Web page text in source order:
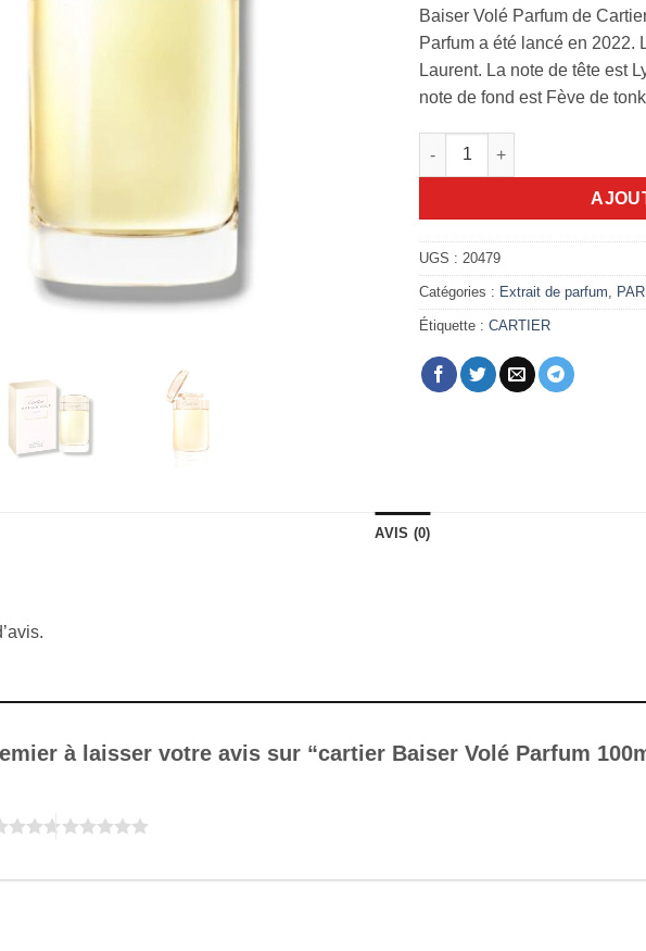
Baiser Volé Parfum de
Parfum a été lancé en 2022.
Laurent. La note de tête est
note de fond est Fève de
quantité de cartier Baiser Volé
UGS : 20479
Catégories : Extrait de parfum,
Étiquette : CARTIER
AVIS (0)
à laisser votre avis sur “cartier Baiser Volé Parfum